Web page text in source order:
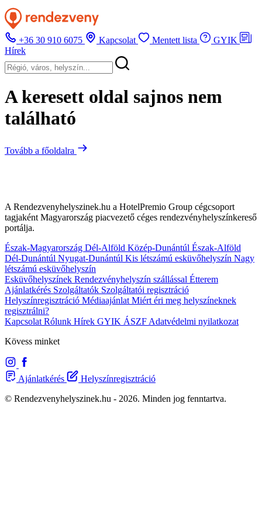
+36 30 910 6075 Kapcsolat Mentett lista
GYIK
Hírek
A keresett oldal sajnos nem
található
Tovább a főoldalra
A Rendezvenyhelyszinek.hu a HotelPremio Group cégcsoport
tagjaként Magyarország piacvezető céges rendezvényhelyszínkereső
portálja.
Észak-Magyarország Dél-Alföld Közép-Dunántúl Észak-Alföld
Dél-Dunántúl Nyugat-Dunántúl Kis létszámú esküvőhelyszín Nagy
létszámú esküvőhelyszín
Esküvőhelyszínek Rendezvényhelyszín szállással Étterem
Ajánlatkérés Szolgáltatók Szolgáltatói regisztráció
Helyszínregisztráció Médiaajánlat Miért éri meg helyszíneknek
regisztrálni?
Kapcsolat Rólunk Hírek GYIK ÁSZF Adatvédelmi nyilatkozat
Kövess minket
Ajánlatkérés
Helyszínregisztráció
© Rendezvenyhelyszinek.hu - 2026. Minden jog fenntartva.